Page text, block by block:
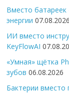
Вместо
энергии 07.08.2026
ИИ вместо
KeyFlowAI
«Умная» щётка
зубов 06.08.2026
Бактерии вместо